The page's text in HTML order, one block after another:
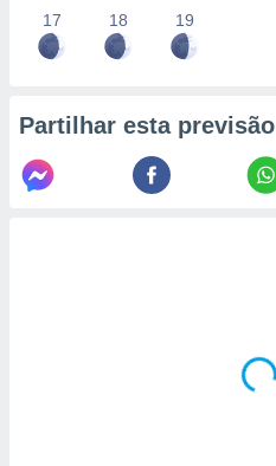
17 18 19
Partilhar esta previsão